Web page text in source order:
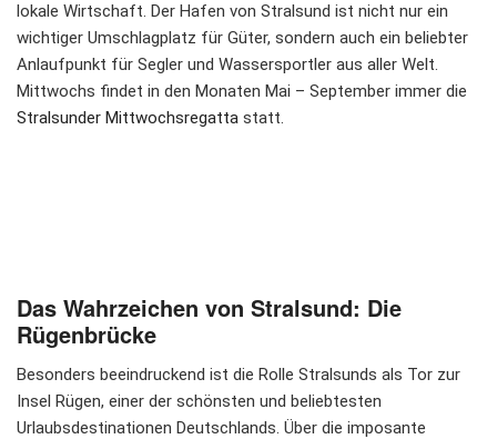
lokale Wirtschaft. Der Hafen von Stralsund ist nicht nur ein
wichtiger Umschlagplatz für Güter, sondern auch ein beliebter
Anlaufpunkt für Segler und Wassersportler aus aller Welt.
Mittwochs findet in den Monaten Mai – September immer die
Stralsunder Mittwochsregatta statt.
Das Wahrzeichen von Stralsund: Die
Rügenbrücke
Besonders beeindruckend ist die Rolle Stralsunds als Tor zur
Insel Rügen, einer der schönsten und beliebtesten
Urlaubsdestinationen Deutschlands. Über die imposante